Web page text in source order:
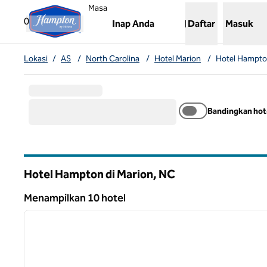
Lompati ke Konten
0
Masa
Inap Anda
,Membuka tab baru
Daftar Masuk
Lokasi / AS / North Carolina / Hotel Marion / Hotel
Bandingkan
Hotel Hampton di Marion, NC
Menampilkan 10 hotel
Menampilkan 10 hotel
1 dari 12